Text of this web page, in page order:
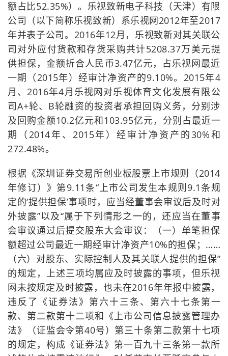
额占比52.35%）。乐视致新电子科技（天津）有限
公司（以下简称乐视致新）系乐视网2012年至2017
年并表子公司。2016年12月，乐视致新对其关联公
司对外应付货款和存货采购共计5208.37万美元提
供担保，金额折合人民币3.47亿元，占乐视网最近
一期（2015年）经审计净资产的9.10%。2015年4
月、2016年4月乐视网对乐视体育文化发展有限公
司A+轮、B轮融资的投资者承担回购义务，分别涉
及回购金额10.2亿元和103.95亿元，分别占最近一
期（2014年、2015年）经审计净资产的30%和
272.48%。
根据《深圳证券交易所创业板股票上市规则（2014
年修订）》第9.11条“上市公司发生本规则9.1条规
定的‘提供担保’事项时，应当经董事会审议后及时对
外披露”以及“属于下列情形之一的，还应当在董事
会审议通过后提交股东大会审议：（一）单笔担保
额超过公司最近一期经审计净资产10%的担保；……
（六）对股东、实际控制人及其关联人提供的担保”
的规定，上述三项均属应及时披露的事项，但乐视
网未按规定及时披露，也未在2016年年报中披露，
违反了《证券法》第六十三条、第六十七条第一
款、第二款第十二项和《上市公司信息披露管理办
法》（证监会令第40号）第三十条第二款第十七项
的规定，构成《证券法》第一百九十三条第一款所